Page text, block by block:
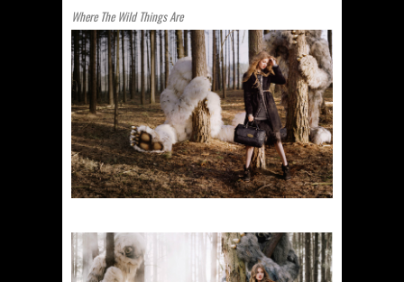
Where The Wild Things Are